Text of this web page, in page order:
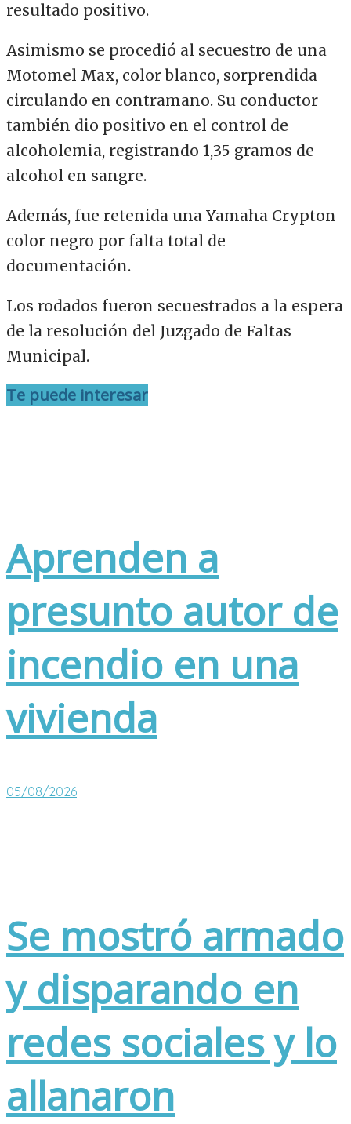
resultado positivo.
Asimismo se procedió al secuestro de una
Motomel Max, color blanco, sorprendida
circulando en contramano. Su conductor
también dio positivo en el control de
alcoholemia, registrando 1,35 gramos de
alcohol en sangre.
Además, fue retenida una Yamaha Crypton
color negro por falta total de
documentación.
Los rodados fueron secuestrados a la espera
de la resolución del Juzgado de Faltas
Municipal.
Te puede interesar
Aprenden a
presunto autor de
incendio en una
vivienda
05/08/2026
Se mostró armado
y disparando en
redes sociales y lo
allanaron